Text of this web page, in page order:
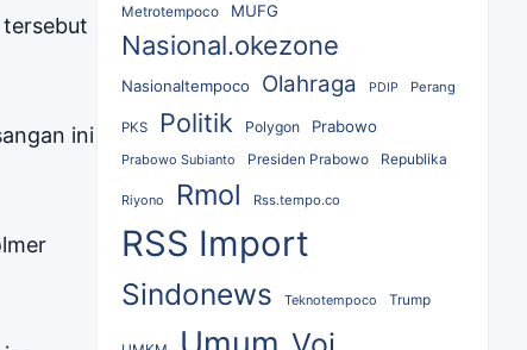
ini
Metrotempoco MUFG
Nasional.okezone
Nasionaltempoco Olahraga PDIP Perang
PKS Politik Polygon Prabowo
Prabowo Subianto Presiden Prabowo Republika
Riyono Rmol Rss.tempo.co
RSS Import
Sindonews Teknotempoco Trump